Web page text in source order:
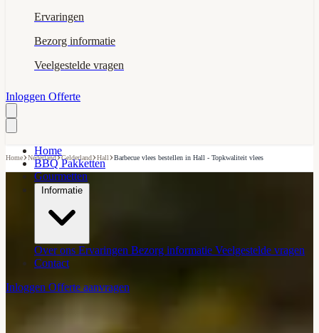
Ervaringen
Bezorg informatie
Veelgestelde vragen
Inloggen Offerte
Home
BBQ Pakketten
Gourmetten
Informatie
Over ons Ervaringen Bezorg informatie Veelgestelde vragen
Contact
Inloggen Offerte aanvragen
Home›Nederland›Gelderland›Hall›Barbecue vlees bestellen in Hall - Topkwaliteit vlees